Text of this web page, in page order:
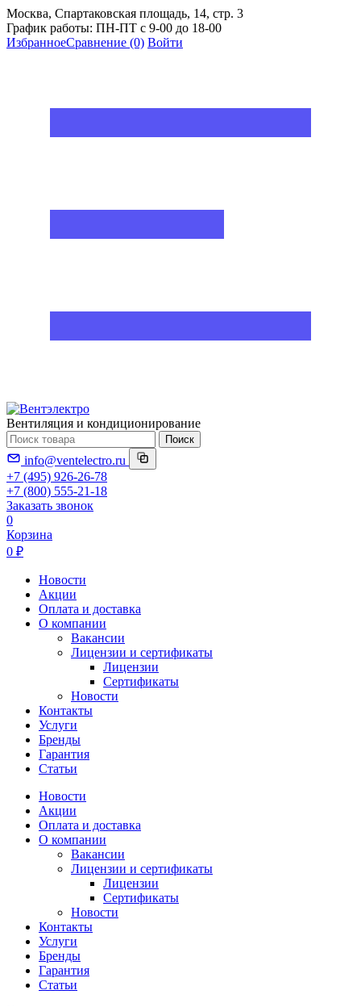
Москва, Спартаковская площадь, 14, стр. 3
График работы: ПН-ПТ с 9-00 до 18-00
ИзбранноеСравнение (0) Войти
Вентиляция и кондиционирование
Поиск
info@ventelectro.ru
+7 (495) 926-26-78
+7 (800) 555-21-18
Заказать звонок
0
Корзина
0 ₽
Новости
Акции
Оплата и доставка
О компании
Вакансии
Лицензии и сертификаты
Лицензии
Сертификаты
Новости
Контакты
Услуги
Бренды
Гарантия
Статьи
Новости
Акции
Оплата и доставка
О компании
Вакансии
Лицензии и сертификаты
Лицензии
Сертификаты
Новости
Контакты
Услуги
Бренды
Гарантия
Статьи